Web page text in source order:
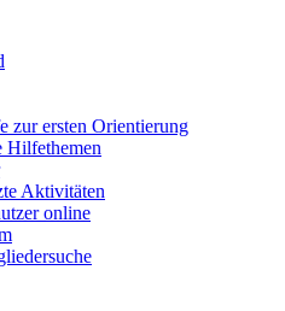
zur ersten Orientierung
Hilfethemen
Aktivitäten
online